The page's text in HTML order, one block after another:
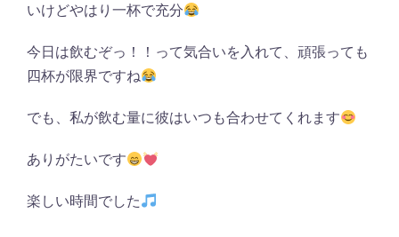
いけどやはり一杯で充分
今日は飲むぞっ！！って気合いを入れて、頑張っても
四杯が限界ですね
でも、私が飲む量に彼はいつも合わせてくれます
ありがたいです
楽しい時間でした